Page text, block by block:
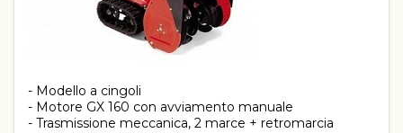
- Modello a cingoli
- Motore GX 160 con avviamento manuale
- Trasmissione meccanica, 2 marce + retromarcia